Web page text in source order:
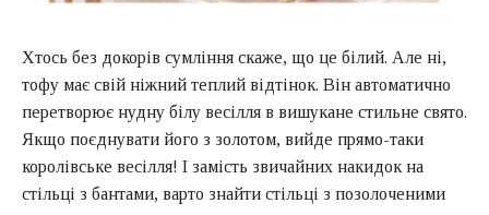
Хтось без докорів сумління скаже, що це білий. Але ні,
тофу має свій ніжний теплий відтінок. Він автоматично
перетворює нудну білу весілля в вишукане стильне свято.
Якщо поєднувати його з золотом, вийде прямо-таки
королівське весілля! І замість звичайних накидок на
стільці з бантами, варто знайти стільці з позолоченими